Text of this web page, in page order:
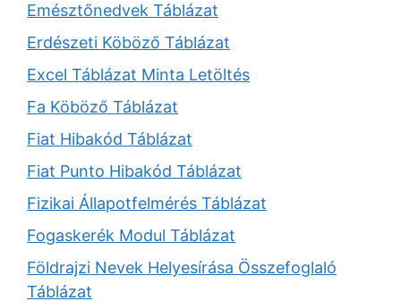
Emésztőnedvek Táblázat
Erdészeti Köböző Táblázat
Excel Táblázat Minta Letöltés
Fa Köböző Táblázat
Fiat Hibakód Táblázat
Fiat Punto Hibakód Táblázat
Fizikai Állapotfelmérés Táblázat
Fogaskerék Modul Táblázat
Földrajzi Nevek Helyesírása Összefoglaló
Táblázat